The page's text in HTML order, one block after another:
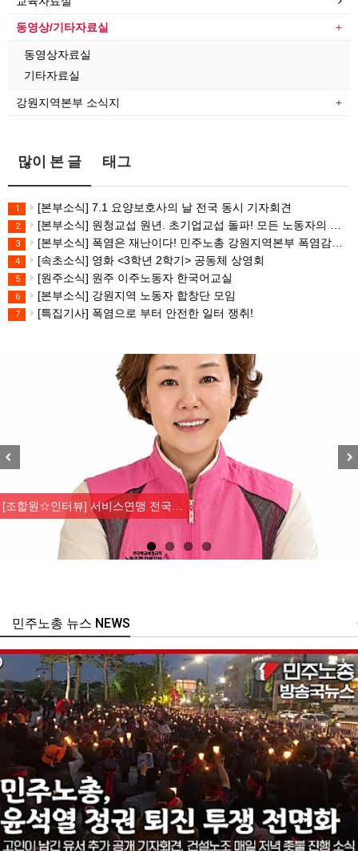
동영상/기타자료실
동영상자료실
기타자료실
강원지역본부 소식지
많이 본 글 태그
1 [본부소식] 7.1 요양보호사의 날 전국 동시 기자회견
2 [본부소식] 원청교섭 원년. 초기업교섭 돌파! 모든 노동자의 노동기본권 쟁취! 민주노총 7.15 총파업대회
3 [본부소식] 폭염은 재난이다! 민주노총 강원지역본부 폭염감시단 선포 기자회견
4 [속초소식] 영화 <3학년 2학기> 공동체 상영회
5 [원주소식] 원주 이주노동자 한국어교실
6 [본부소식] 강원지역 노동자 합창단 모임
7 [특집기사] 폭염으로 부터 안전한 일터 쟁취!
[조합원☆인터뷰] 서비스연맹 전국…
주노총 뉴스 NEWS